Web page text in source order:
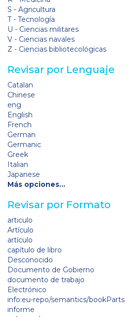
S - Agricultura
T - Tecnología
U - Ciencias militares
V - Ciencias navales
Z - Ciencias bibliotecológicas
Revisar por Lenguaje
Catalan
Chinese
eng
English
French
German
Germanic
Greek
Italian
Japanese
Más opciones…
Revisar por Formato
articulo
Artículo
artículo
capítulo de libro
Desconocido
Documento de Gobierno
documento de trabajo
Electrónico
info:eu-repo/semantics/bookParts
informe